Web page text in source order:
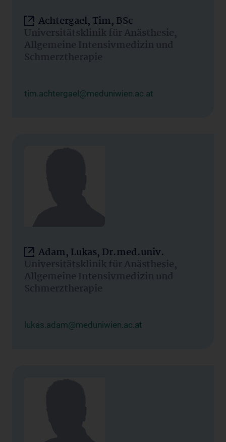
Achtergael, Tim, BSc
Universitätsklinik für Anästhesie,
Allgemeine Intensivmedizin und
Schmerztherapie
tim.achtergael@meduniwien.ac.at
Adam, Lukas, Dr.med.univ.
Universitätsklinik für Anästhesie,
Allgemeine Intensivmedizin und
Schmerztherapie
lukas.adam@meduniwien.ac.at